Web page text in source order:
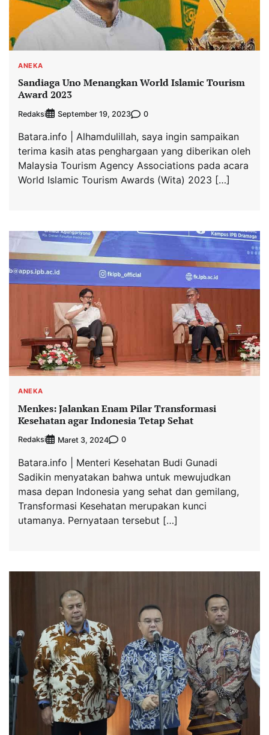
ANEKA
Sandiaga Uno Menangkan World Islamic Tourism
Award 2023
Redaksi September 19, 2023 0
Batara.info | Alhamdulillah, saya ingin sampaikan
terima kasih atas penghargaan yang diberikan oleh
Malaysia Tourism Agency Associations pada acara
World Islamic Tourism Awards (Wita) 2023 […]
ANEKA
Menkes: Jalankan Enam Pilar Transformasi
Kesehatan agar Indonesia Tetap Sehat
Redaksi Maret 3, 2024 0
Batara.info | Menteri Kesehatan Budi Gunadi
Sadikin menyatakan bahwa untuk mewujudkan
masa depan Indonesia yang sehat dan gemilang,
Transformasi Kesehatan merupakan kunci
utamanya. Pernyataan tersebut […]